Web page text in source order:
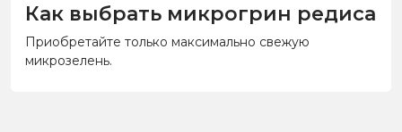
Как выбрать микрогрин редиса
Приобретайте только максимально свежую
микрозелень.